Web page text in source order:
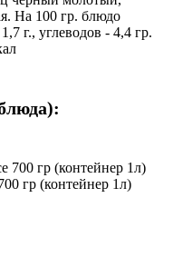
На 100 гр. блюдо
г., углеводов - 4,4 гр.
гр (контейнер 1л)